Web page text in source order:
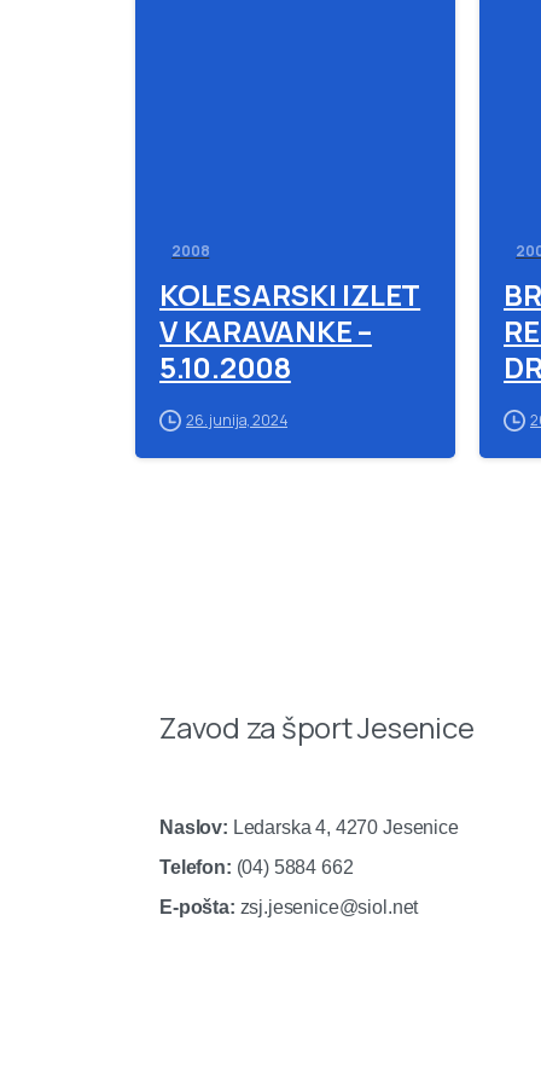
2008
KOLESARSKI IZLET
V KARAVANKE –
5.10.2008
26. junija, 2024
Zavod za šport Jesenice
Naslov: Ledarska 4, 4270 Jesenice
Telefon: (04) 5884 662
E-pošta: zsj.jesenice@siol.net